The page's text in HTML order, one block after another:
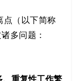
点（以下简称
多问题：